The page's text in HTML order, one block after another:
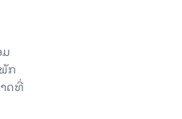
ກ
ດທີ່